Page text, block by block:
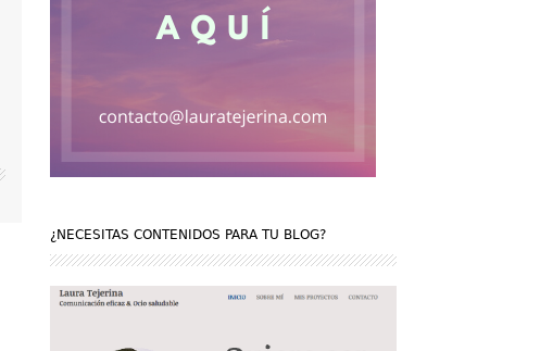
¿NECESITAS CONTENIDOS PARA TU BLOG?